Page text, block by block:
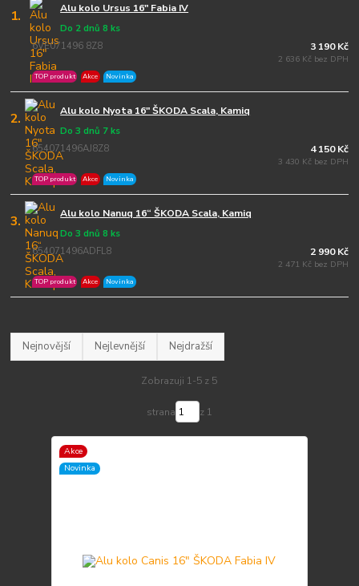
1. Alu kolo Ursus 16" Fabia IV
6VE071496 8Z8
Do 2 dnů 8 ks
TOP produkt Akce Novinka
3 190 Kč
2 636 Kč bez DPH
2. Alu kolo Nyota 16" ŠKODA Scala, Kamiq
654071496AJ8Z8
Do 3 dnů 7 ks
TOP produkt Akce Novinka
4 150 Kč
3 430 Kč bez DPH
3. Alu kolo Nanuq 16“ ŠKODA Scala, Kamiq
654071496ADFL8
Do 3 dnů 8 ks
TOP produkt Akce Novinka
2 990 Kč
2 471 Kč bez DPH
Nejnovější Nejlevnější Nejdražší
Zobrazuji 1-5 z 5
strana z 1
Akce
Novinka